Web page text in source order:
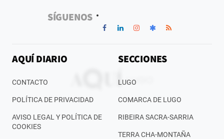
SÍGUENOS
AQUÍ DIARIO
CONTACTO
POLÍTICA DE PRIVACIDAD
AVISO LEGAL Y POLÍTICA DE
COOKIES
SECCIONES
LUGO
COMARCA DE LUGO
RIBEIRA SACRA-SARRIA
TERRA CHA-MONTAÑA